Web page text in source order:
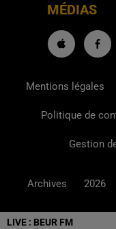
LIVE : BEUR FM
MÉDIAS
Mentions légales
Politique de
Gestion
Archives 2026